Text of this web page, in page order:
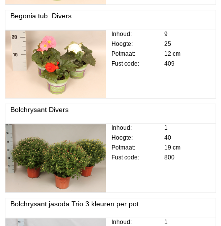
Begonia tub. Divers
Inhoud:
9
Hoogte:
25
Potmaat:
12 cm
Fust code:
409
Bolchrysant Divers
Inhoud:
1
Hoogte:
40
Potmaat:
19 cm
Fust code:
800
Bolchrysant jasoda Trio 3 kleuren per pot
Inhoud:
1